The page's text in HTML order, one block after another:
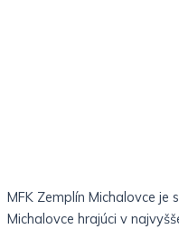
MFK Zemplín Michalovce
Michalovce hrajúci v